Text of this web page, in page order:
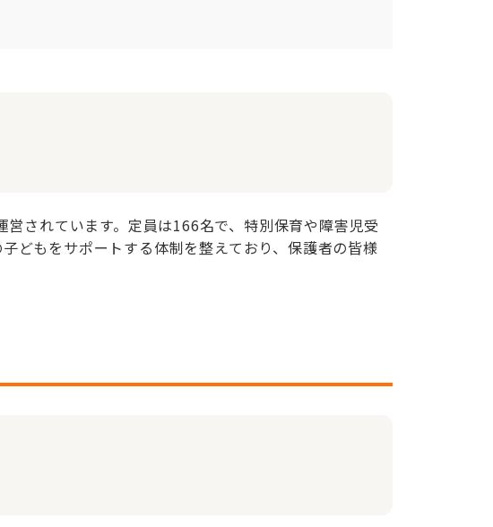
されています。定員は166名で、特別保育や障害児受
どもをサポートする体制を整えており、保護者の皆様